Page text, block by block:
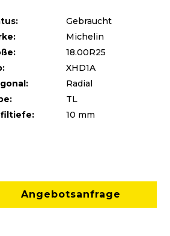
Gebraucht
Michelin
18.00R25
XHD1A
Radial
TL
10 mm
Angebotsanfrage